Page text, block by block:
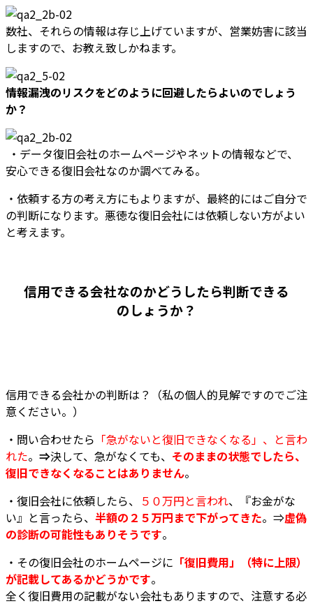
数社、それらの情報は存じ上げていますが、営業妨害に該当
しますので、お教え致しかねます。
情報漏洩のリスクをどのように回避したらよいのでしょう
か？
・データ復旧会社のホームページやネットの情報などで、
安心できる復旧会社なのか調べてみる。
・依頼する方の考え方にもよりますが、最終的にはご自分で
の判断になります。悪徳な復旧会社には依頼しない方がよい
と考えます。
信用できる会社なのかどうしたら判断できる
のしょうか？
信用できる会社かの判断は？（私の個人的見解ですのでご注
意ください。）
・問い合わせたら 「急がないと復旧できなくなる」、と言わ
れた。 ⇒決して、急がなくても、 そのままの状態でしたら、
復旧できなくなることはありません。
・復旧会社に依頼したら、
５０万円と言われ、『お金がな
い』と言ったら、 半額の２５万円まで下がってきた。⇒虚偽
の診断の可能性もありそうです。
・その復旧会社のホームページに 「復旧費用」（特に上限）
が記載してあるかどうかです。
全く復旧費用の記載がない会社もありますので、注意する必